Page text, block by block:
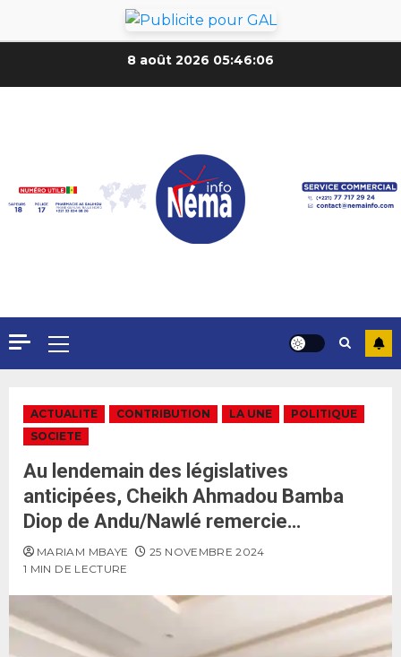
8 août 2026 05:46:08
ACTUALITE CONTRIBUTION LA UNE
POLITIQUE
SOCIETE
Au lendemain des législatives
anticipées, Cheikh Ahmadou Bamba
Diop de Andu/Nawlé remercie…
MARIAM MBAYE
25 NOVEMBRE 2024
1 MIN DE LECTURE